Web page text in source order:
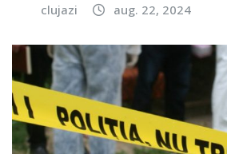
clujazi aug. 22, 2024